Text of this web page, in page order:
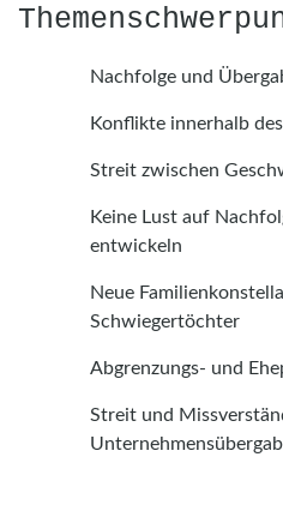
Nachfolge und
Konflikte innerhalb
Streit zwischen
Keine Lust auf
entwickeln
Neue
Schwiegertöchter
Abgrenzungs- und
Streit und